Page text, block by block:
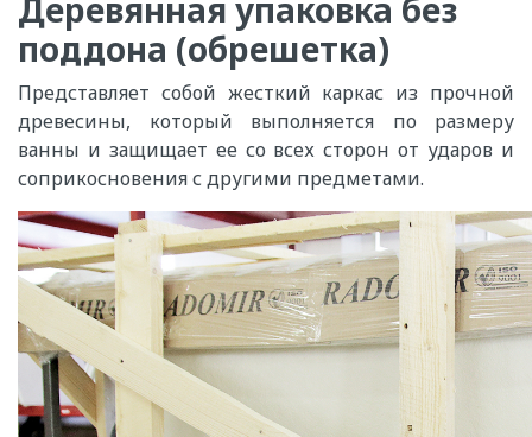
Деревянная упаковка без
поддона (обрешетка)
Представляет собой жесткий каркас из прочной
древесины, который выполняется по размеру
ванны и защищает ее со всех сторон от ударов и
соприкосновения с другими предметами.